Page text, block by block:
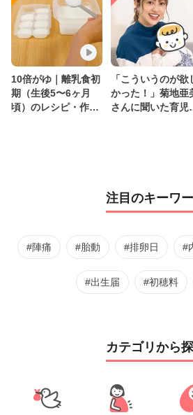
10倍がゆ｜離乳食初
期（生後5〜6ヶ月
頃）のレシピ・作り
「こういうのが欲
かった！」菊地亜
さんに聞いた育児
注目のキーワ
#陣痛 #胎動 #排卵日 #
#出生届 #初穂料
カテゴリから